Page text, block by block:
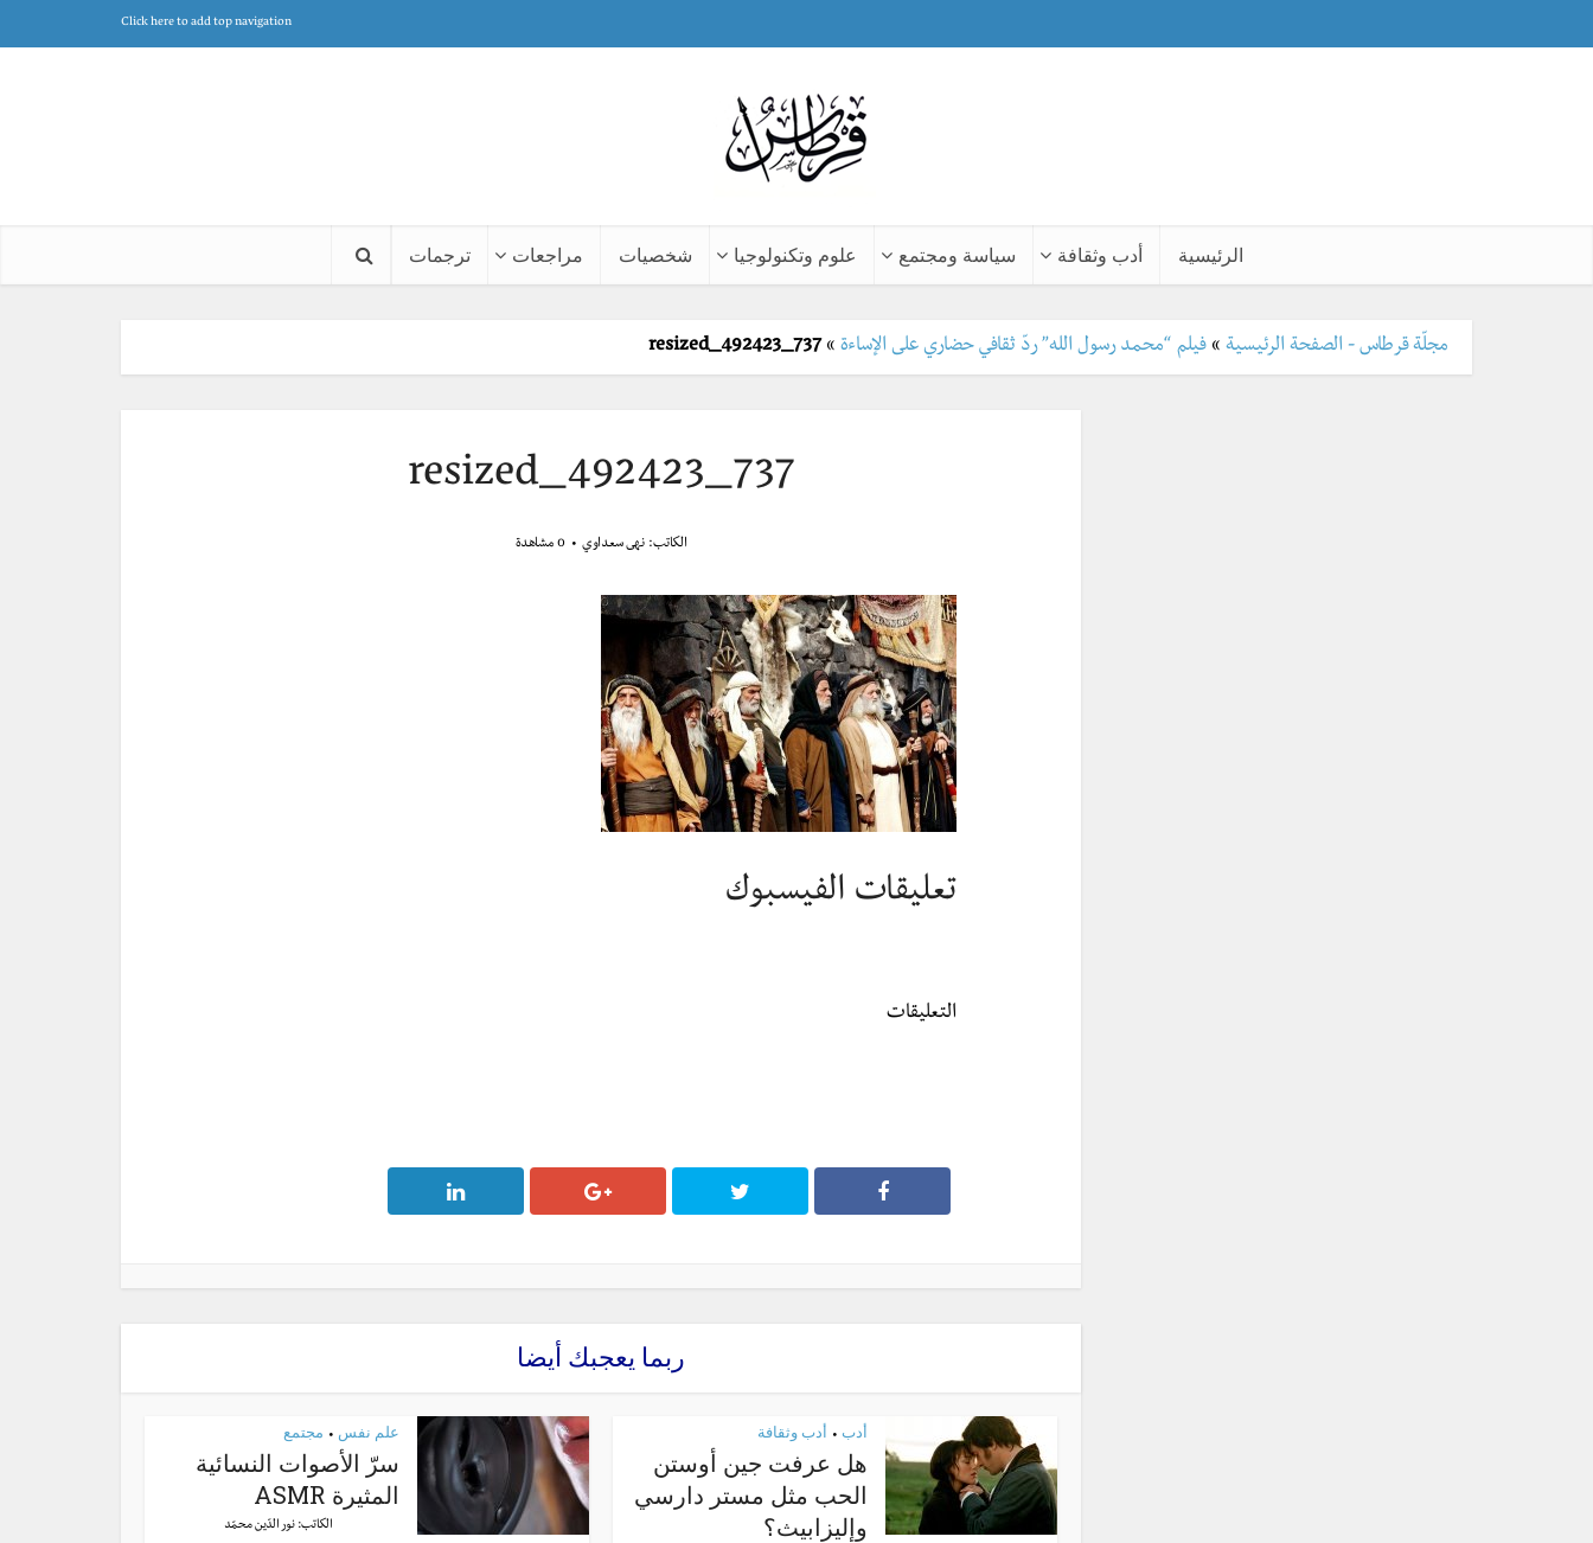
Click here to add top navigation
الرئيسية أدب وثقافة سياسة ومجتمع علوم وتكنولوجيا شخصيات مراجعات ترجمات
مجلّة قرطاس - الصفحة الرئيسية » فيلم “محمد رسول الله” ردّ ثقافي حضاري على الإساءة »
resized_492423_737
resized_492423_737
الكاتب:نهى سعداوي 0 مشاهدة
تعليقات الفيسبوك
التعليقات
ربما يعجبك أيضا
أدب • أدب وثقافة
هل عرفت جين أوستن
الحب مثل مستر دارسي
وإليزابيث؟
علم نفس • مجتمع
سرّ الأصوات النسائية
المثيرة ASMR
الكاتب:نور الدّين محمّد